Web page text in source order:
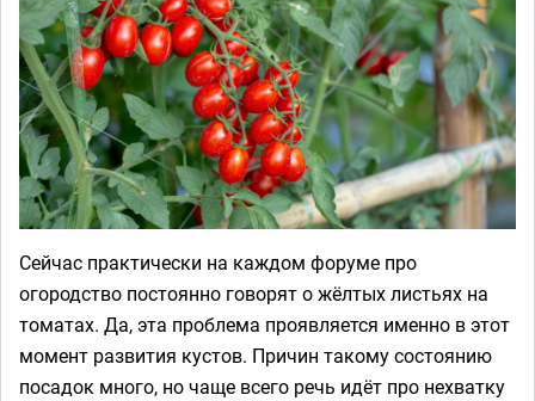
Сейчас практически на каждом форуме про
огородство постоянно говорят о жёлтых листьях на
томатах. Да, эта проблема проявляется именно в этот
момент развития кустов. Причин такому состоянию
посадок много, но чаще всего речь идёт про нехватку